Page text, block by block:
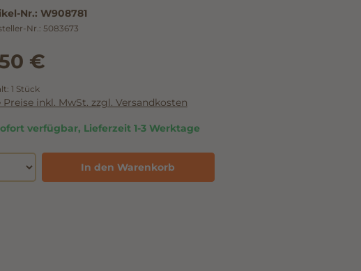
Nr.: W908781
Nr.: 5083673
€
1 Stück
Preise inkl. MwSt. zzgl. Versandkosten
verfügbar, Lieferzeit 1-3 Werktage
In den Warenkorb